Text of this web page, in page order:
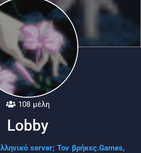
108 μέλη
Lobby
server; Τον βρήκες.Games,